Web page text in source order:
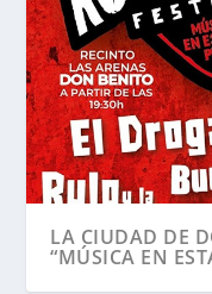
LA CIUDAD DE
“MÚSICA EN